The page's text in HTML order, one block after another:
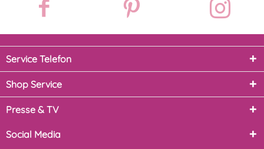
Service Telefon
Shop Service
Presse & TV
Social Media